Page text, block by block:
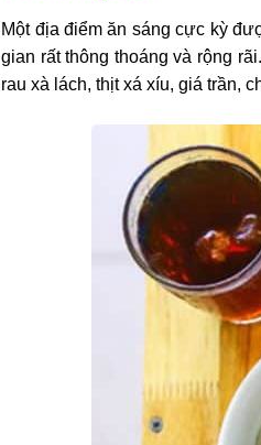
Một địa điểm ăn sáng cực kỳ
gian rất thông thoáng và rộng
rau xà lách, thịt xá xíu, giá trần,